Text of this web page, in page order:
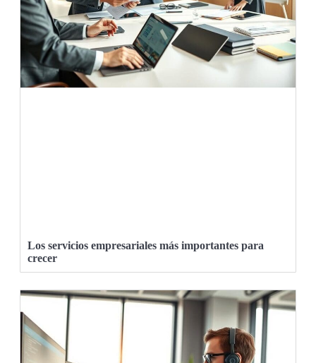
Los servicios empresariales más importantes para
crecer